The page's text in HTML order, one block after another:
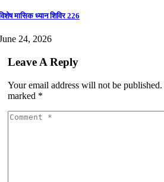
मासिक ध्यान शिविर 226
24, 2026
Leave A Reply
Your email address will not be published.
marked *